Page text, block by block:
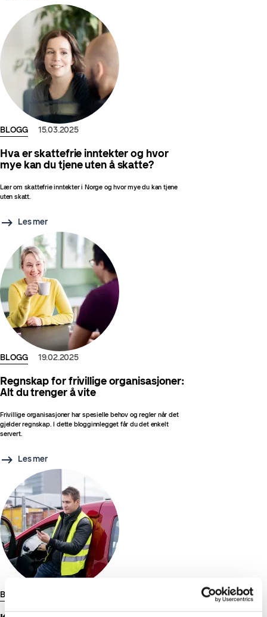
BLOGG 15.03.2025
Hva er skattefrie inntekter og hvor
mye kan du tjene uten å skatte?
Lær om skattefrie inntekter i Norge og hvor mye du kan tjene
uten skatt.
Les mer
BLOGG 19.02.2025
Regnskap for frivillige organisasjoner:
Alt du trenger å vite
Frivillige organisasjoner har spesielle behov og regler når det
gjelder regnskap. I dette blogginnlegget får du det enkelt
servert.
Les mer
BLOGG